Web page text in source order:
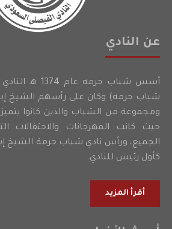
عن النادي
أسس شباب حرمه
شباب حرمه) وكان على رأسهم الشيخ
ومجموعة من الشباب والذين كانوا
حيث كانت المهرجانات والاحتفالات
الجميع، ورأس نادي شباب حرمة الشيخ
كأول رئيس للنادي.
أقرأ المزيد